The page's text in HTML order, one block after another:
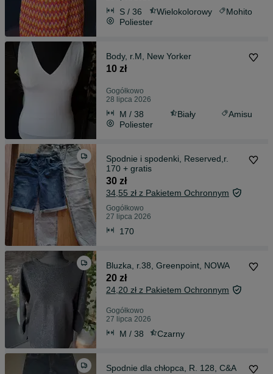
S / 36 Wielokolorowy
Mohito
Poliester
Body, r.M, New Yorker
10 zł
Gogółkowo
28 lipca 2026
M / 38 Biały
Amisu
Poliester
Spodnie i spodenki, Reserved,r.
170 + gratis
30 zł
34,55 zł z Pakietem Ochronnym
Gogółkowo
27 lipca 2026
170
Bluzka, r.38, Greenpoint, NOWA
20 zł
24,20 zł z Pakietem Ochronnym
Gogółkowo
27 lipca 2026
M / 38 Czarny
Spodnie dla chłopca, R. 128, C&A